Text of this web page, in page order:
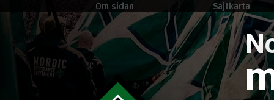
Om sidan Sajtkarta